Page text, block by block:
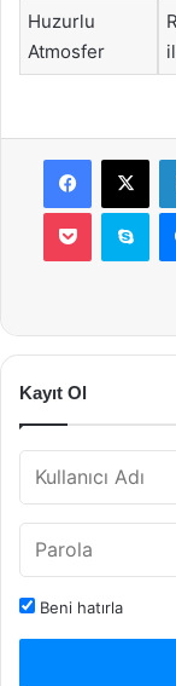
Huzurlu
Atmosfer
Facebook
X
Pocket
Kayıt Ol
Beni hatırla